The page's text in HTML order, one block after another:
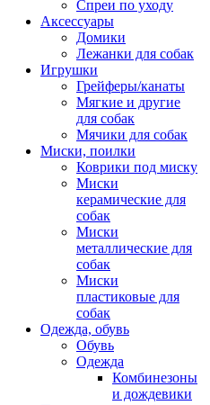
Спреи по уходу
Аксессуары
Домики
Лежанки для собак
Игрушки
Грейферы/канаты
Мягкие и другие
для собак
Мячики для собак
Миски, поилки
Коврики под миску
Миски
керамические для
собак
Миски
металлические для
собак
Миски
пластиковые для
собак
Одежда, обувь
Обувь
Одежда
Комбинезоны
и дождевики